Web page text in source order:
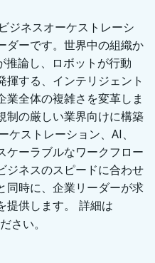
ジネスオーケストレーシ
ダーです。世界中の組織か
推論し、ロボットが行動
揮する、インテリジェント
業全体の複雑さを変革しま
制の厳しい業界向けに構築
ストレーション、AI、
ケーラブルなワークフロー
ジネスのスピードに合わせ
同時に、企業リーダーが求
提供します。 詳細は
さい。